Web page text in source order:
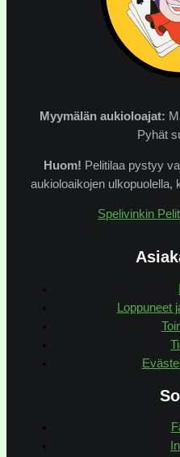
Myymälän aukioloajat:
Pyhät
Huom! Pelitilaa pystyy
aukioloaikojen ulkopuolella,
Spelivinkin
Loppuneet